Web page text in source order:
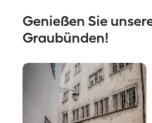
Genießen Sie
Graubünden!